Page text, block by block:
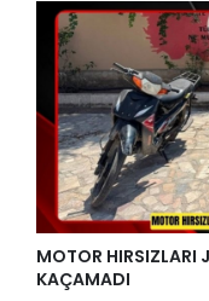
MOTOR HIRSIZLARI
KAÇAMADI